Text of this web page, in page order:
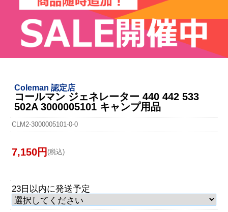
Coleman 認定店
コールマン ジェネレーター 440 442 533
502A 3000005101 キャンプ用品
CLM2-3000005101-0-0
7,150円 (税込)
23日以内に発送予定